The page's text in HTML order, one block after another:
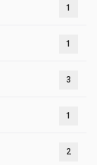
1
1
3
1
2